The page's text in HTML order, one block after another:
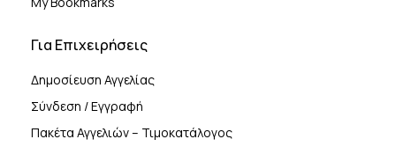
Για Επιχειρήσεις
Δημοσίευση Αγγελίας
Σύνδεση / Εγγραφή
Πακέτα Αγγελιών – Τιμοκατάλογος